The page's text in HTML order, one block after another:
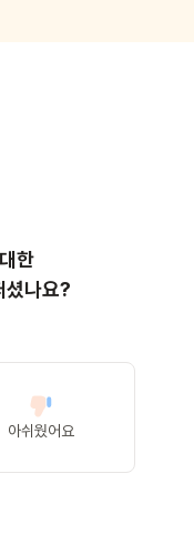
한
셨나요?
아쉬웠어요